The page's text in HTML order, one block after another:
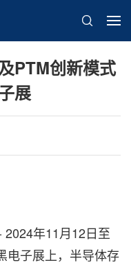
PTM创新模式
展
2024年11月12日至
电子展上，半导体存